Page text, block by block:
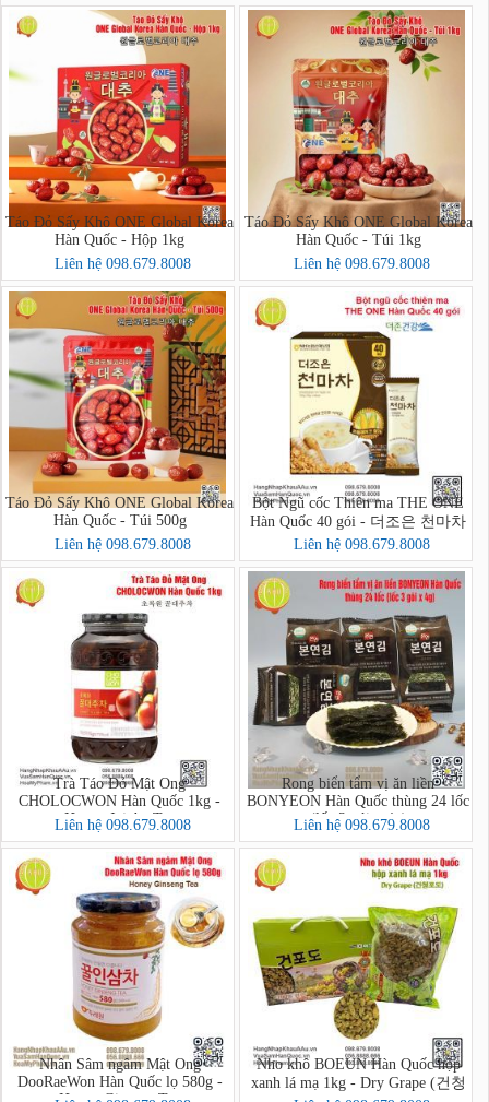
Táo Đỏ Sấy Khô ONE Global Korea
Hàn Quốc - Hộp 1kg
Liên hệ 098.679.8008
Táo Đỏ Sấy Khô ONE Global Korea
Hàn Quốc - Túi 1kg
Liên hệ 098.679.8008
Táo Đỏ Sấy Khô ONE Global Korea
Hàn Quốc - Túi 500g
Liên hệ 098.679.8008
Bột Ngũ cốc Thiên ma THE ONE
Hàn Quốc 40 gói - 더조은 천마차
40포
Liên hệ 098.679.8008
Trà Táo Đỏ Mật Ong
CHOLOCWON Hàn Quốc 1kg -
Honey Jujube Tea
Liên hệ 098.679.8008
Rong biển tẩm vị ăn liền
BONYEON Hàn Quốc thùng 24 lốc
(lốc 3 gói x 4g)
Liên hệ 098.679.8008
Nhân Sâm ngâm Mật Ong
DooRaeWon Hàn Quốc lọ 580g -
Nho khô BOEUN Hàn Quốc hộp
xanh lá mạ 1kg - Dry Grape (건청